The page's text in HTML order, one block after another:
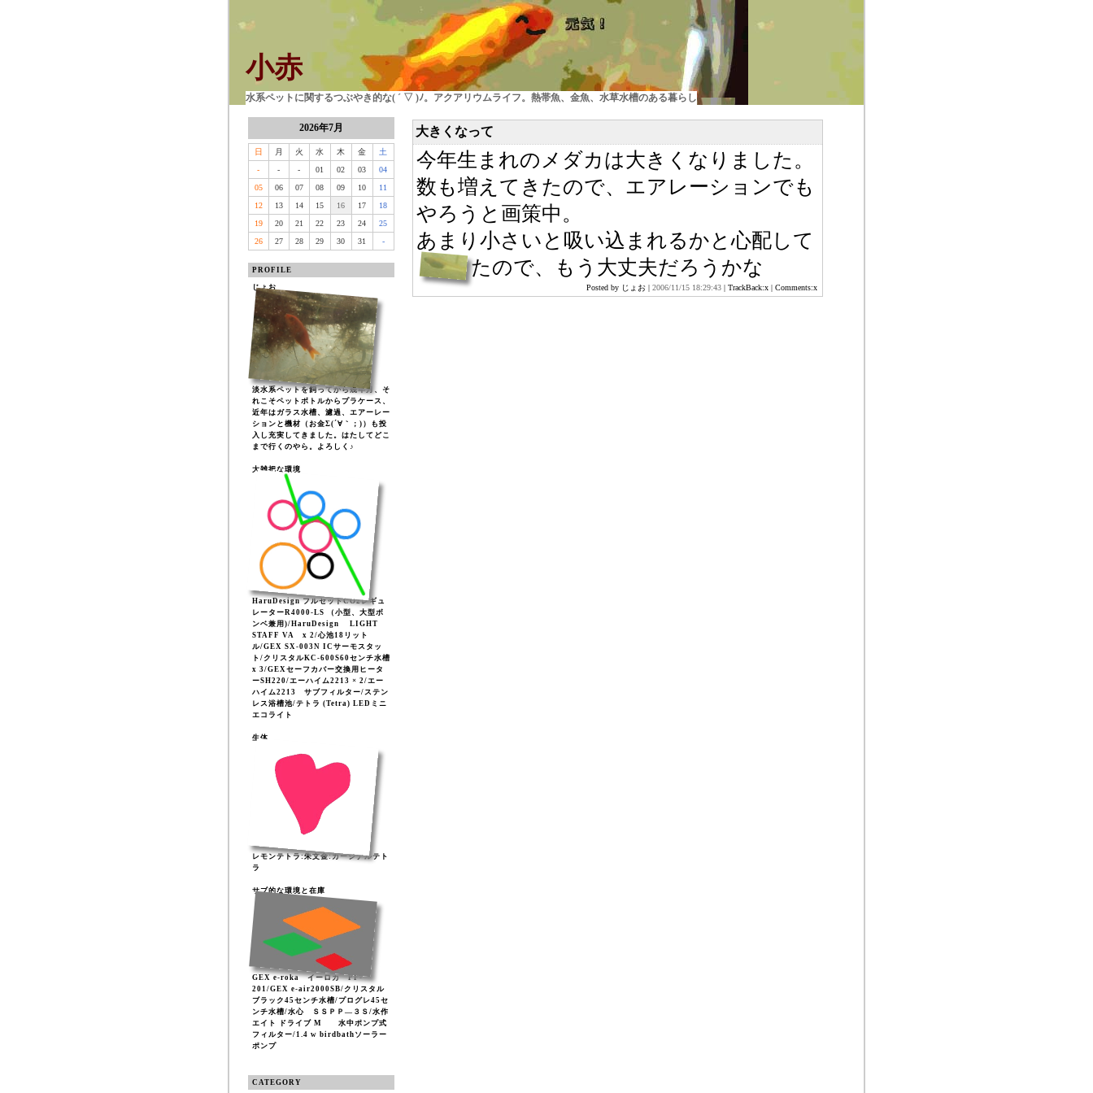
小赤
水系ペットに関するつぶやき的な( ´ ▽ )ﾉ。アクアリウムライフ。熱帯魚、金魚、水草水槽のある暮らし
2026年7月
日 月 火 水 木 金
土
-
- - 01 02 03
04
05
06 07 08 09 10
11
12
13 14 15 16 17
18
19
20 21 22 23 24
25
26
27 28 29 30 31 -
PROFILE
じょお
淡水系ペットを飼ってから幾年月、そ
れこそペットボトルからプラケース、
近年はガラス水槽、濾過、エアーレー
ションと機材（お金Σ(´∀｀；)）も投
入し充実してきました。はたしてどこ
まで行くのやら。よろしく♪
大雑把な環境
HaruDesign フルセットCO2レギュ
レーターR4000-LS （小型、大型ボ
ンベ兼用)/HaruDesign LIGHT
STAFF VA x 2/心池18リット
ル/GEX SX-003N ICサーモスタッ
ト/クリスタルKC-600S60センチ水槽
x 3/GEXセーフカバー交換用ヒータ
ーSH220/エーハイム2213 × 2/エー
ハイム2213 サブフィルター/ステン
レス浴槽池/テトラ (Tetra) LEDミニ
エコライト
生体
レモンテトラ:朱文金:カージナルテト
ラ
サブ的な環境と在庫
GEX e-roka イーロカ PF-
201/GEX e-air2000SB/クリスタル
ブラック45センチ水槽/プログレ45セ
ンチ水槽/水心 ＳＳＰＰ―３Ｓ/水作
エイト ドライブ M 水中ポンプ式
フィルター/1.4 w birdbathソーラー
ポンプ
CATEGORY
大きくなって
今年生まれのメダカは大きくなりました。
数も増えてきたので、エアレーションでも
やろうと画策中。
あまり小さいと吸い込まれるかと心配して
たので、もう大丈夫だろうかな
Posted by じょお | 2006/11/15 18:29:43 | TrackBack:x | Comments:x